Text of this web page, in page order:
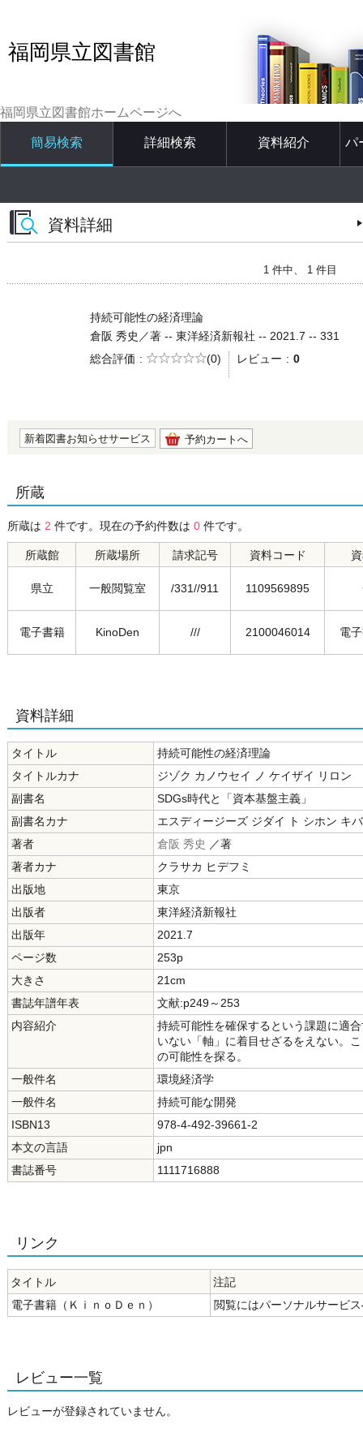
福岡県立図書館
福岡県立図書館ホームページへ
簡易検索 詳細検索 資料紹介 パ
資料詳細
1 件中、 1 件目
持続可能性の経済理論
倉阪 秀史／著 -- 東洋経済新報社 -- 2021.7 -- 331
総合評価
5段階評価
(0) レビュー 0
新着図書お知らせサービス 予約カートへ
所蔵
所蔵は 2 件です。現在の予約件数は 0 件です。
所蔵館 所蔵場所 請求記号 資料コード
県立 一般閲覧室 /331//911 1109569895
電子書籍 KinoDen /// 2100046014 電
資料詳細
タイトル
持続可能性の経済理論
タイトルカナ
ジゾク カノウセイ ノ ケイザイ リロン
副書名
SDGs時代と「資本基盤主義」
副書名カナ
エスディージーズ ジダイ ト シホン キ
著者
倉阪 秀史 ／著
著者カナ
クラサカ ヒデフミ
出版地
東京
出版者
東洋経済新報社
出版年
2021.7
ページ数
253p
大きさ
21cm
書誌年譜年表
文献:p249～253
内容紹介
持続可能性を確保するという課題に適
いない「軸」に着目せざるをえない。
の可能性を探る。
一般件名
環境経済学
一般件名
持続可能な開発
ISBN13
978-4-492-39661-2
本文の言語
jpn
書誌番号
1111716888
リンク
タイトル
注記
電子書籍（ＫｉｎｏＤｅｎ）
閲覧にはパーソナルサービ
レビュー一覧
レビューが登録されていません。